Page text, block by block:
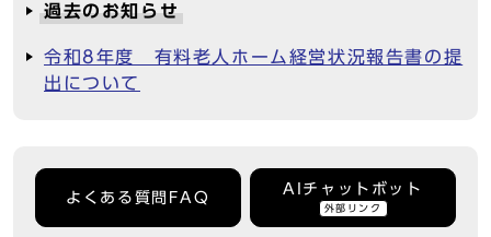
過去のお知らせ
令和8年度 有料老人ホーム経営状況報告書の提
出について
よくある質問FAQ
AIチャットボット
外部リンク